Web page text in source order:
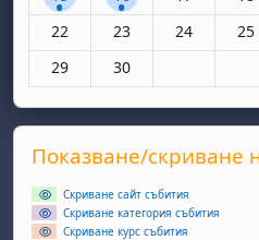
Няма събития,
22 Няма събития,
23 Няма
24 25
Няма събития, понеделник,
29 Няма събития,
30
Supplementary
Прескочи Показване/скриване
Показване/скриване
Скриване сайт събития
Скриване категория събития
Скриване курс събития